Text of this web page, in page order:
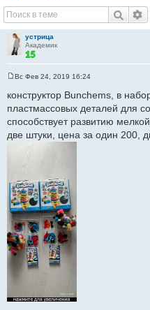
устрица
Академик
о
б
е
н
Вс Фев 24, 2019 16:24
конструктор Bunchems, в
пластмассовых деталей для
способствует развитию
две штуки, цена за один 200,